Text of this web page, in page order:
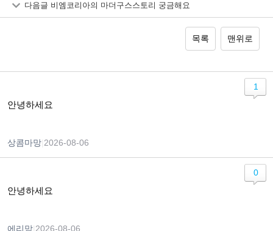
다음글 비엠코리아의 마더구스스토리 궁금해요
목록 맨위로
안녕하세요
상콤마망 2026-08-06
1
안녕하세요
에리맘 2026-08-06
0